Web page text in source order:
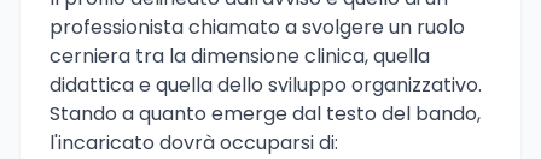
professionista chiamato a svolgere un ruolo
cerniera tra la dimensione clinica, quella
didattica e quella dello sviluppo organizzativo.
Stando a quanto emerge dal testo del bando,
l'incaricato dovrà occuparsi di: